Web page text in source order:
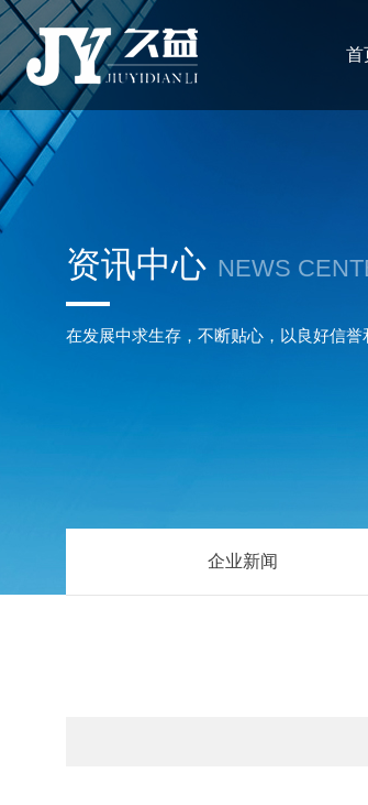
首
资讯中心 NEWS
在发展中求生存，不断贴心，以良好信
企业新闻